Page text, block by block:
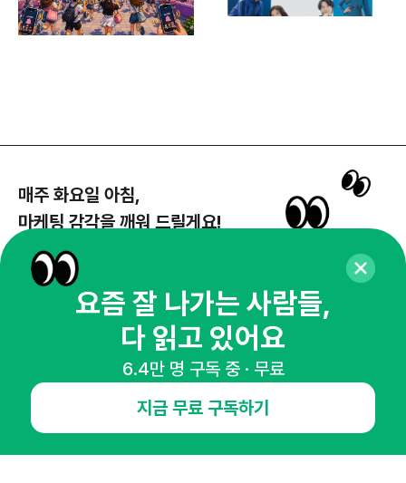
매주 화요일 아침,
마케팅 감각을 깨워 드릴게요!
뉴스레터 구독하기
오픈애즈란
요즘 잘 나가는 사람들,
다 읽고 있어요
6.4만 명 구독 중 · 무료
지금 무료 구독하기